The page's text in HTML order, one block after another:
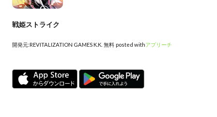
戦姫ストライク
開発元:REVITALIZATION GAMES K.K. 無料 posted withアプリーチ